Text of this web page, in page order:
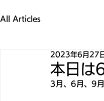
All Articles
本日は
2023年6月27
3月、6月、9月